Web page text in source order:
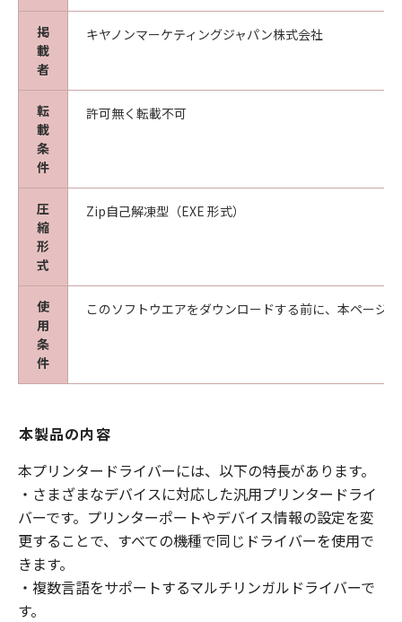
掲
載
者
キヤノンマーケティングジャパン株式会社
転
載
条
件
許可無く転載不可
圧
縮
形
式
Zip自己解凍型（EXE 形式）
使
用
条
件
このソフトウエアをダウンロードする前に、本ページ
本製品の内容
本プリンタードライバーには、以下の特長があります。
・さまざまなデバイスに対応した汎用プリンタードライ
バーです。プリンターポートやデバイス情報の設定を変
更することで、すべての機種で同じドライバーを使用で
きます。
・複数言語をサポートするマルチリンガルドライバーで
す。